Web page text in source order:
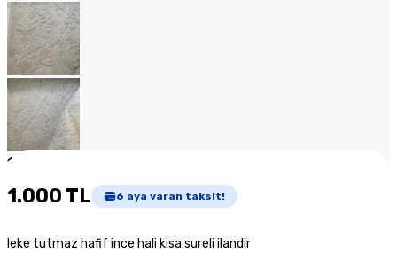
1
1.000 TL 6 aya varan taksit!
leke tutmaz hafif ince hali kisa sureli ilandir